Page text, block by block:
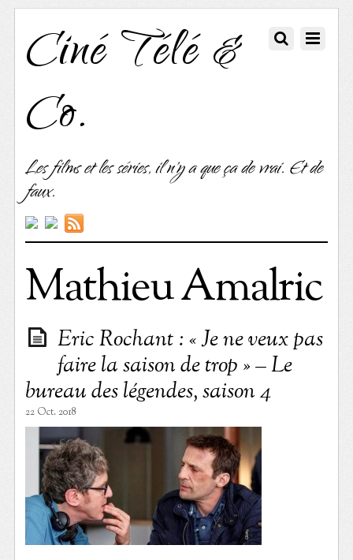
Ciné Télé &
Co.
Les films et les séries, il n'y a que ça de vrai. Et de
faux.
Mathieu Amalric
Eric Rochant : « Je ne veux pas
faire la saison de trop » – Le
bureau des légendes, saison 4
22 Oct. 2018